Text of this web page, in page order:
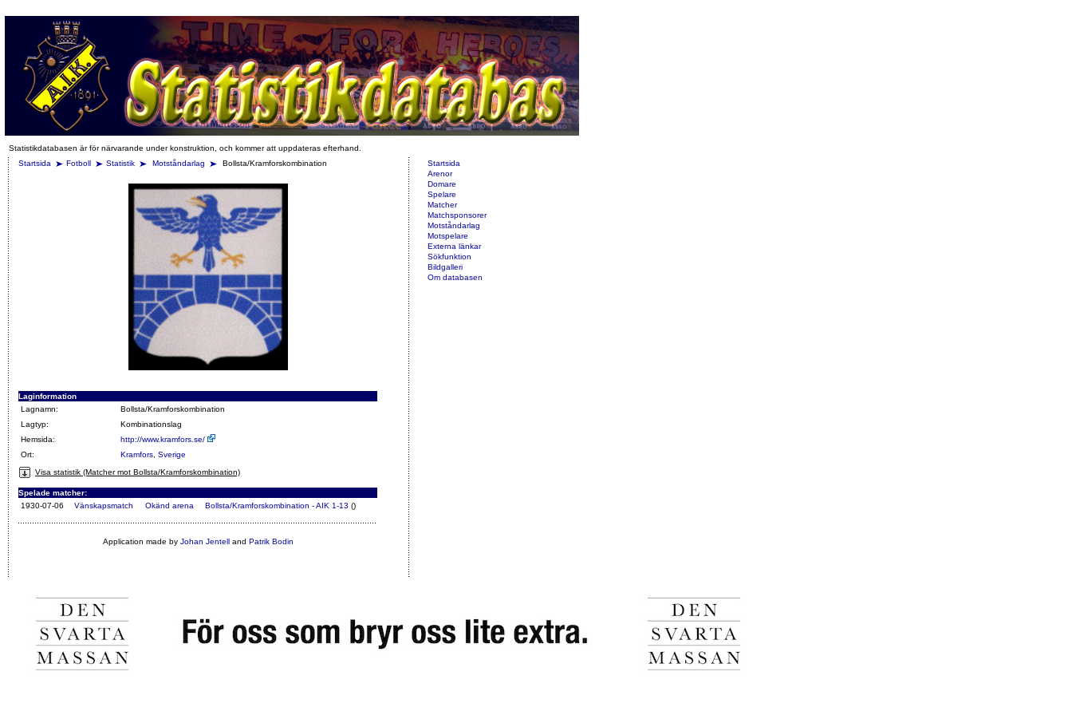
Statistikdatabasen är för närvarande under konstruktion, och kommer att uppdateras efterhand.
Startsida
Fotboll Statistik Motståndarlag Bollsta/Kramforskombination
Laginformation
Lagnamn:
Bollsta/Kramforskombination
Lagtyp:
Kombinationslag
Hemsida:
http://www.kramfors.se/
Ort:
Kramfors Sverige
Visa statistik (Matcher mot Bollsta/Kramforskombination)
Spelade matcher:
1930-07-06
Vänskapsmatch Okänd arena Bollsta/Kramforskombination - AIK 1-13 ()
Application made by Johan Jentelland Patrik Bodin
Startsida
Arenor
Domare
Spelare
Matcher
Matchsponsorer
Motståndarlag
Motspelare
Externa länkar
Sökfunktion
Bildgalleri
Om databasen